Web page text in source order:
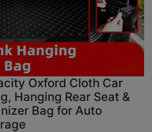
Oxford Cloth Car
Hanging Rear Seat &
Bag for Auto